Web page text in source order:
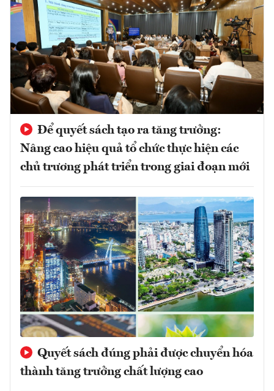
Để quyết sách tạo ra tăng trưởng:
Nâng cao hiệu quả tổ chức thực hiện các
chủ trương phát triển trong giai đoạn mới
Quyết sách đúng phải được chuyển hóa
thành tăng trưởng chất lượng cao